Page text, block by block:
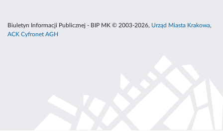
Biuletyn Informacji Publicznej - BIP MK © 2003-2026, Urząd Miasta Krakowa,
ACK Cyfronet AGH